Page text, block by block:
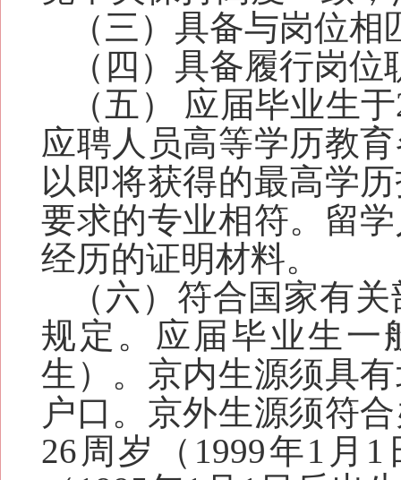
（三）具备与岗位
（四）具备履行岗
（五） 应届毕业生
应聘人员高等学历教
以即将获得的最高学
要求的专业相符。留
经历的证明材料。
（六）符合国家有
规定。 应届毕业生一
生）。 京内生源须具
户口 。京外生源须符
26周岁（1999年1月